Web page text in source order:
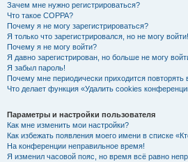
Зачем мне нужно регистрироваться?
Что такое COPPA?
Почему я не могу зарегистрироваться?
Я только что зарегистрировался, но не могу войти!
Почему я не могу войти?
Я давно зарегистрирован, но больше не могу
Я забыл пароль!
Почему мне периодически приходится повторять
Что делает функция «Удалить cookies
Параметры и настройки пользователя
Как мне изменить мои настройки?
Как избежать появления моего имени в списке
На конференции неправильное время!
Я изменил часовой пояс, но время всё равно